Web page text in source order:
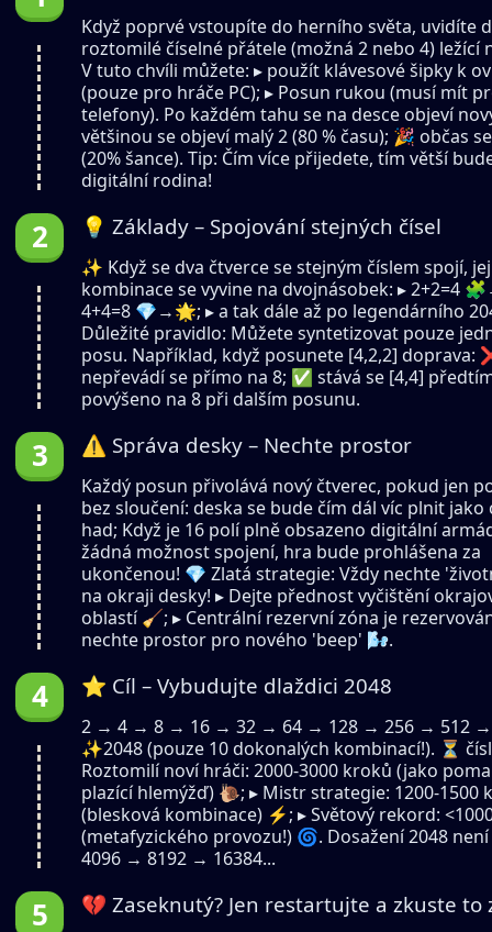
Když poprvé vstoupíte do herního světa, uvidíte
roztomilé číselné přátele (možná 2 nebo 4) ležící
V tuto chvíli můžete: ▸ použít klávesové šipky k
(pouze pro hráče PC); ▸ Posun rukou (musí mít
telefony). Po každém tahu se na desce objeví
většinou se objeví malý 2 (80 % času); 🎉 občas
(20% šance). Tip: Čím více přijedete, tím větší
digitální rodina!
💡 Základy – Spojování stejných čísel
✨ Když se dva čtverce se stejným číslem spojí,
kombinace se vyvine na dvojnásobek: ▸ 2+2=4
4+4=8 💎→🌟; ▸ a tak dále až po legendárního
Důležité pravidlo: Můžete syntetizovat pouze
posu. Například, když posunete [4,2,2] doprava:
nepřevádí se přímo na 8; ✅ stává se [4,4]
povýšeno na 8 při dalším posunu.
⚠️ Správa desky – Nechte prostor
Každý posun přivolává nový čtverec, pokud jen
bez sloučení: deska se bude čím dál víc plnit jako
had; Když je 16 polí plně obsazeno digitální
žádná možnost spojení, hra bude prohlášena za
ukončenou! 💎 Zlatá strategie: Vždy nechte
na okraji desky! ▸ Dejte přednost vyčištění
oblastí 🧹; ▸ Centrální rezervní zóna je
nechte prostor pro nového 'beep' 🌬️.
⭐ Cíl – Vybudujte dlaždici 2048
2 → 4 → 8 → 16 → 32 → 64 → 128 → 256 → 512
✨2048 (pouze 10 dokonalých kombinací!). ⏳
Roztomilí noví hráči: 2000-3000 kroků (jako
plazící hlemýžď) 🐌; ▸ Mistr strategie: 1200-1500
(blesková kombinace) ⚡; ▸ Světový rekord:
(metafyzického provozu!) 🌀. Dosažení 2048
4096 → 8192 → 16384...
💔 Zaseknutý? Jen restartujte a zkuste to